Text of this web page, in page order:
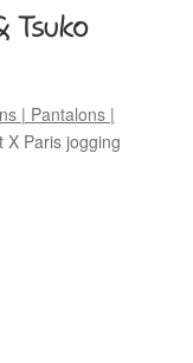
Tsuko
| Pantalons |
X Paris jogging